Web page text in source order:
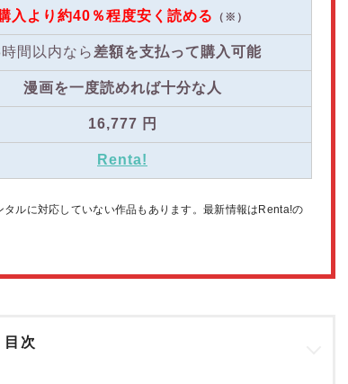
入より約40％程度安く読める （※）
間以内なら 差額を支払って購入可能
漫画を一度読めれば十分な人
16,777 円
Renta!
ルに対応していない作品もあります。最新情報はRenta!の
目次